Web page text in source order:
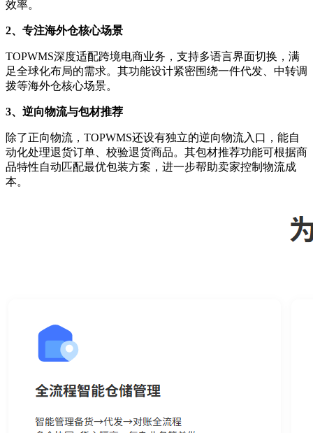
效率。
2、 专注海外仓核心场景
TOPWMS深度适配跨境电商业务，支持多语言界面切换，满
足全球化布局的需求。其功能设计紧密围绕一件代发、中转调
拨等海外仓核心场景。
3、 逆向物流与包材推荐
除了正向物流， TOPWMS还设有独立的逆向物流入口，能自
动化处理退货订单、校验退货商品。其包材推荐功能可根据商
品特性自动匹配最优包装方案，进一步帮助卖家控制物流成
本。